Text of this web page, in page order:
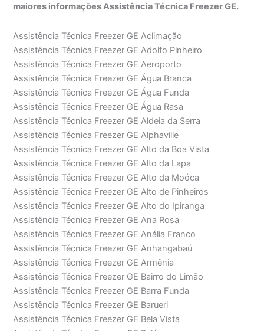
maiores informações Assistência Técnica Freezer GE.
Assistência Técnica Freezer GE Aclimação
Assistência Técnica Freezer GE Adolfo Pinheiro
Assistência Técnica Freezer GE Aeroporto
Assistência Técnica Freezer GE Água Branca
Assistência Técnica Freezer GE Água Funda
Assistência Técnica Freezer GE Água Rasa
Assistência Técnica Freezer GE Aldeia da Serra
Assistência Técnica Freezer GE Alphaville
Assistência Técnica Freezer GE Alto da Boa Vista
Assistência Técnica Freezer GE Alto da Lapa
Assistência Técnica Freezer GE Alto da Moóca
Assistência Técnica Freezer GE Alto de Pinheiros
Assistência Técnica Freezer GE Alto do Ipiranga
Assistência Técnica Freezer GE Ana Rosa
Assistência Técnica Freezer GE Anália Franco
Assistência Técnica Freezer GE Anhangabaú
Assistência Técnica Freezer GE Armênia
Assistência Técnica Freezer GE Bairro do Limão
Assistência Técnica Freezer GE Barra Funda
Assistência Técnica Freezer GE Barueri
Assistência Técnica Freezer GE Bela Vista